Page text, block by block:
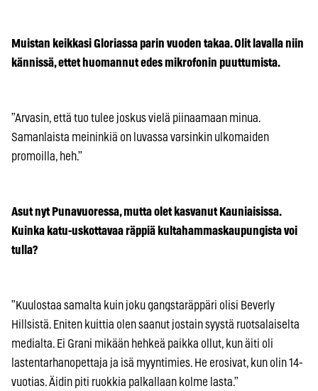
Muistan keikkasi Gloriassa parin vuoden takaa. Olit lavalla niin
kännissä, ettet huomannut edes mikrofonin puuttumista.
”Arvasin, että tuo tulee joskus vielä piinaamaan minua.
Samanlaista meininkiä on luvassa varsinkin ulkomaiden
promoilla, heh.”
Asut nyt Punavuoressa, mutta olet kasvanut Kauniaisissa.
Kuinka katu-uskottavaa räppiä kultahammaskaupungista voi
tulla?
”Kuulostaa samalta kuin joku gangstaräppäri olisi Beverly
Hillsistä. Eniten kuittia olen saanut jostain syystä ruotsalaiselta
medialta. Ei Grani mikään hehkeä paikka ollut, kun äiti oli
lastentarhanopettaja ja isä myyntimies. He erosivat, kun olin 14-
vuotias. Äidin piti ruokkia palkallaan kolme lasta.”